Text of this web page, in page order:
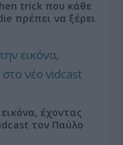
trick που κάθε
πρέπει να ξέρει
έχοντας
τον Παύλο